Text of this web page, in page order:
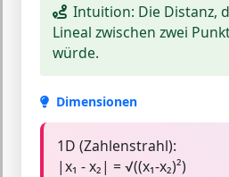
Intuition: Die Distanz,
Lineal zwischen zwei
würde.
Dimensionen
1D (Zahlenstrahl):
|x₁ - x₂| = √((x₁-x₂)²)